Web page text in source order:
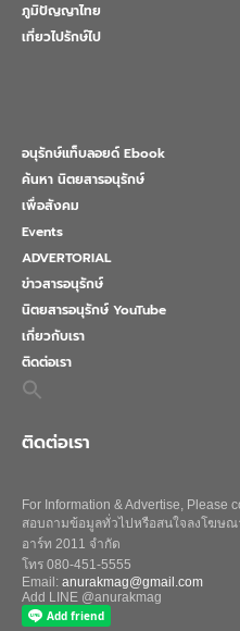
ภูมิปัญญาไทย
เที่ยวไปรักษ์ไป
อนุรักษ์แท็บลอยด์ Ebook
ค้นหา นิตยสารอนุรักษ์
เพื่อสังคม
Events
ADVERTORIAL
ข่าวสารอนุรักษ์
นิตยสารอนุรักษ์ YouTube
เกี่ยวกับเรา
ติดต่อเรา
Search
for:
ติดต่อเรา
For Information & Advertise, Please
สอบถามข้อมูลทั่วไปหรือสนใจลงโฆษ
อาร์ท 2011 จำกัด
โทร 080-451-5555
Email: anurakmag@gmail.com
Add LINE @anurakmag